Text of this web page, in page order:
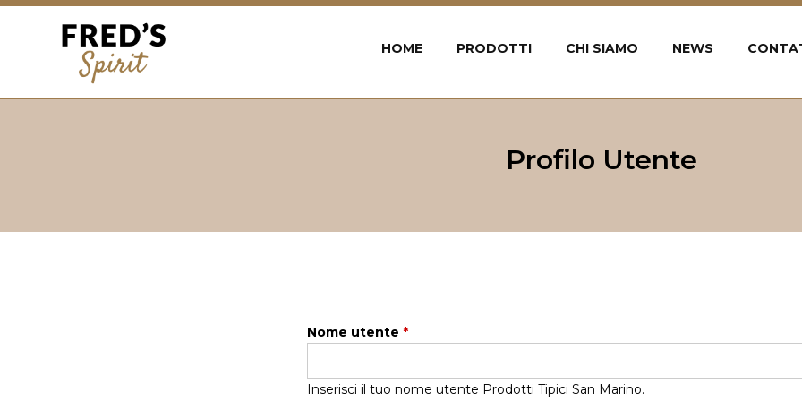
to
top
HOME PRODOTTI CHI SIAMO NEWS
Profilo Utente
Nome utente *
Inserisci il tuo nome utente Prodotti Tipici San Marino.